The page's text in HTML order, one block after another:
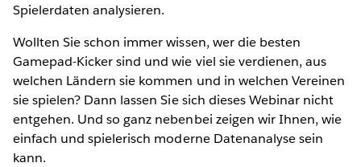
Spielerdaten analysieren.
Wollten Sie schon immer wissen, wer die besten
Gamepad-Kicker sind und wie viel sie verdienen, aus
welchen Ländern sie kommen und in welchen Vereinen
sie spielen? Dann lassen Sie sich dieses Webinar nicht
entgehen. Und so ganz nebenbei zeigen wir Ihnen, wie
einfach und spielerisch moderne Datenanalyse sein
kann.